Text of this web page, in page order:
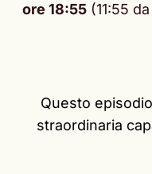
ore 18:55 (11:55
Questo
straordinaria